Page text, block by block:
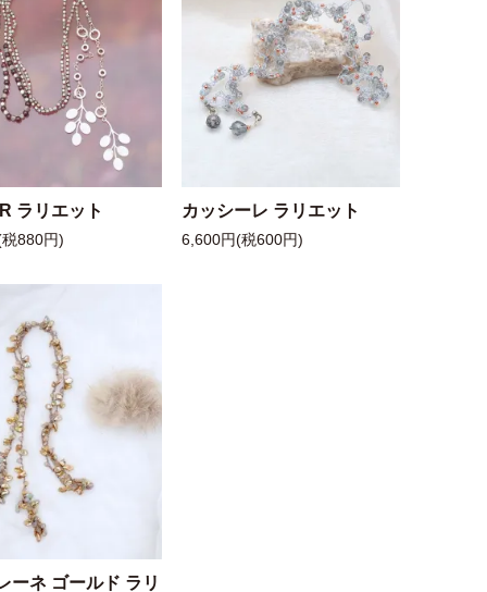
ラリエット
880円)
カッシーレ ラリエット
6,600円(税600円)
ーネ ゴールド ラリ